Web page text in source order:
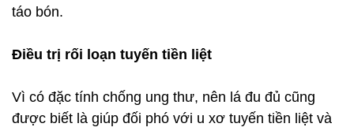
táo bón.
Điều trị rối loạn tuyến tiền liệt
Vì có đặc tính chống ung thư, nên lá đu đủ cũng
được biết là giúp đối phó với u xơ tuyến tiền liệt và